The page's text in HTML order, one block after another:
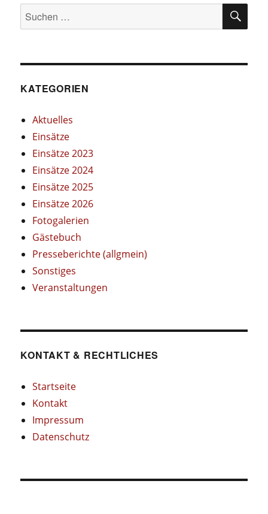
Suchen
nach:
KATEGORIEN
Aktuelles
Einsätze
Einsätze 2023
Einsätze 2024
Einsätze 2025
Einsätze 2026
Fotogalerien
Gästebuch
Presseberichte (allgmein)
Sonstiges
Veranstaltungen
KONTAKT & RECHTLICHES
Startseite
Kontakt
Impressum
Datenschutz